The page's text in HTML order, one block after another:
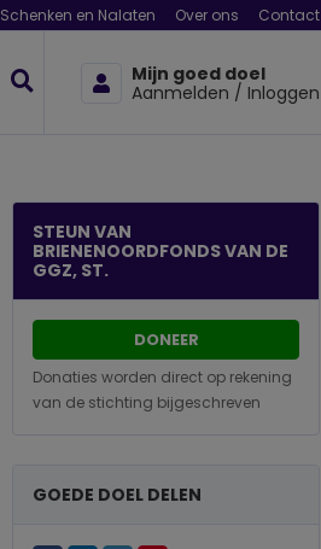
Schenken en Nalaten Over ons Contact
Mijn goed doel
Aanmelden / Inloggen
STEUN VAN
BRIENENOORDFONDS VAN DE
GGZ, ST.
DONEER
Donaties worden direct op rekening
van de stichting bijgeschreven
GOEDE DOEL DELEN